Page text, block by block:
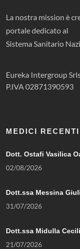
La nostra mission è
portale dedicato al
Sistema Sanitario
Eureka Intergroup
P.IVA 02871390593
MEDICI RECENTI
Dott. Ostafi Vasilica
02/08/2026
Dott.ssa Messina
31/07/2026
Dott.ssa Midulla
21/07/2026